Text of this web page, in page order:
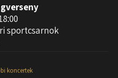
sportcsarnok
koncertek